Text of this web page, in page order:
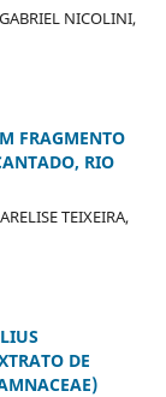
NICOLINI,
FRAGMENTO
RIO
TEIXEIRA,
DE